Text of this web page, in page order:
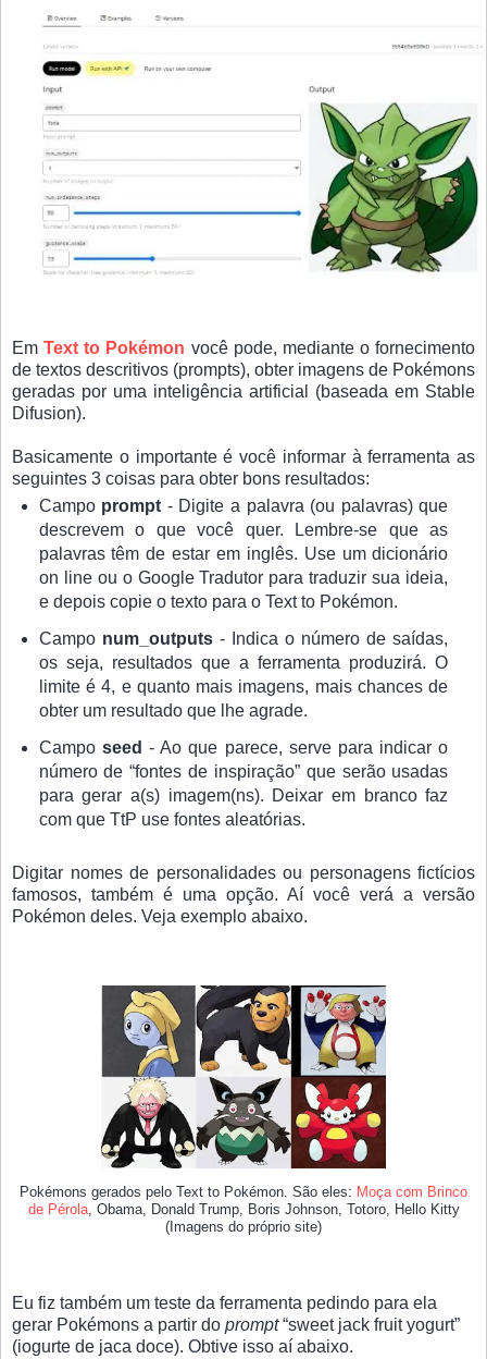
EmText to Pokémon você pode, mediante o fornecimento
de textos descritivos (prompts), obter imagens de Pokémons
geradas por uma inteligência artificial (baseada em Stable
Difusion).
Basicamente o importante é você informar à ferramenta as
seguintes 3 coisas para obter bons resultados:
Campo prompt - Digite a palavra (ou palavras) que
descrevem o que você quer. Lembre-se que as
palavras têm de estar em inglês. Use um dicionário
on line ou o Google Tradutor para traduzir sua ideia,
e depois copie o texto para o Text to Pokémon.
Campo num_outputs- Indica o número de saídas,
os seja, resultados que a ferramenta produzirá. O
limite é 4, e quanto mais imagens, mais chances de
obter um resultado que lhe agrade.
Campo seed - Ao que parece, serve para indicar o
número de “fontes de inspiração” que serão usadas
para gerar a(s) imagem(ns). Deixar em branco faz
com que TtP use fontes aleatórias.
Digitar nomes de personalidades ou personagens fictícios
famosos, também é uma opção. Aí você verá a versão
Pokémon deles. Veja exemplo abaixo.
Pokémons gerados pelo Text to Pokémon. São eles: Moça com Brinco
de Pérola, Obama, Donald Trump, Boris Johnson, Totoro, Hello Kitty
(Imagens do próprio site)
Eu fiz também um teste da ferramenta pedindo para ela
gerar Pokémons a partir do prompt“sweet jack fruit yogurt”
(iogurte de jaca doce). Obtive isso aí abaixo.